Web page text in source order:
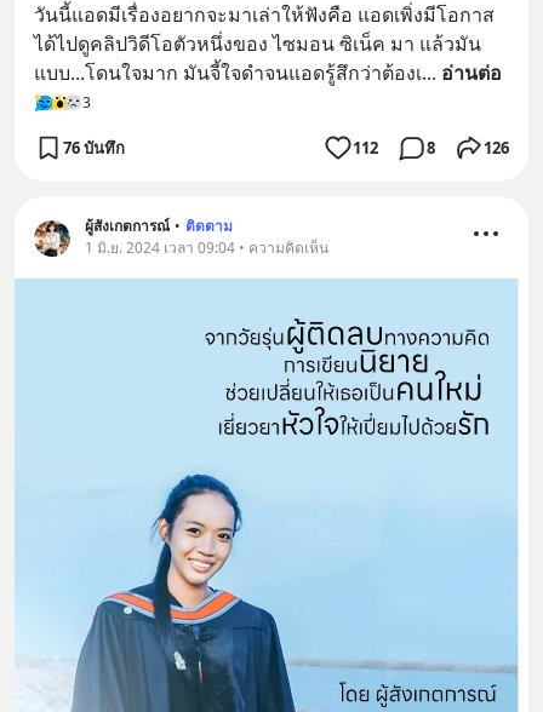
วันนี้แอดมีเรื่องอยากจะมาเล่าให้ฟังคือ แอดเพิ่งมีโอกาส
ได้ไปดูคลิปวิดีโอตัวหนึ่งของ ไซมอน ซิเน็ค มา แล้วมัน
แบบ...โดนใจมาก มันจี้ใจดำจนแอดรู้สึกว่าต้องเ... อ่านต่อ
3
76 บันทึก 112 8 126
ผู้สังเกตการณ์ • ติดตาม
1 มิ.ย. 2024 เวลา 09:04 • ความคิดเห็น